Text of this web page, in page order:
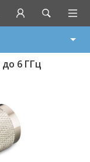
6 ГГц